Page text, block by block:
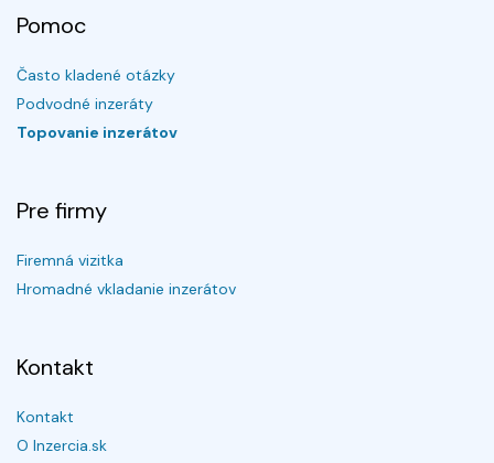
Pomoc
Často kladené otázky
Podvodné inzeráty
Topovanie inzerátov
Pre firmy
Firemná vizitka
Hromadné vkladanie inzerátov
Kontakt
Kontakt
O Inzercia.sk